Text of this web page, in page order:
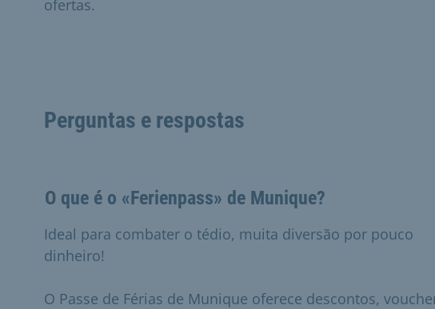
ofertas.
Perguntas e respostas
O que é o «Ferienpass» de Munique?
Ideal para combater o tédio, muita diversão por pouco
dinheiro!
O Passe de Férias de Munique oferece descontos,